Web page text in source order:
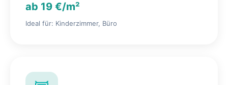
ab 19 €/m²
Ideal für: Kinderzimmer, Büro